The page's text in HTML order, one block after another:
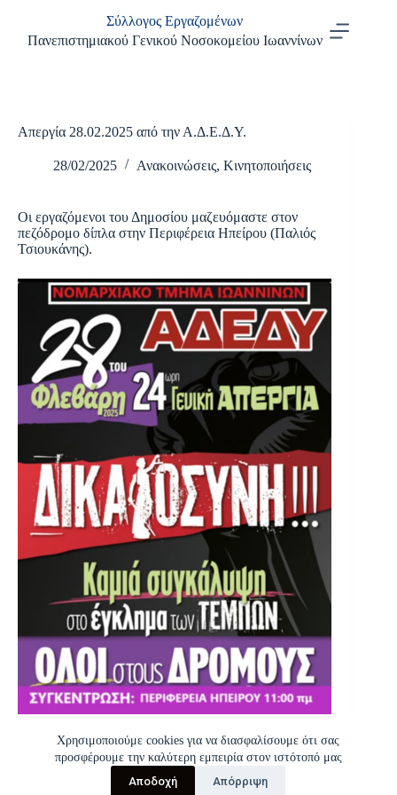
περιεχόμενο
Χρησιμοποιούμε cookies για να διασφαλίσουμε ότι σας
προσφέρουμε την καλύτερη εμπειρία στον ιστότοπό μας
Αποδοχή
Απόρριψη
Σύλλογος Εργαζομένων
Πανεπιστημιακού Γενικού Νοσοκομείου Ιωαννίνων
Απεργία 28.02.2025 από την Α.Δ.Ε.Δ.Υ.
28/02/2025 Ανακοινώσεις, Κινητοποιήσεις
Οι εργαζόμενοι του Δημοσίου μαζευόμαστε στον
πεζόδρομο δίπλα στην Περιφέρεια Ηπείρου (Παλιός
Τσιουκάνης).